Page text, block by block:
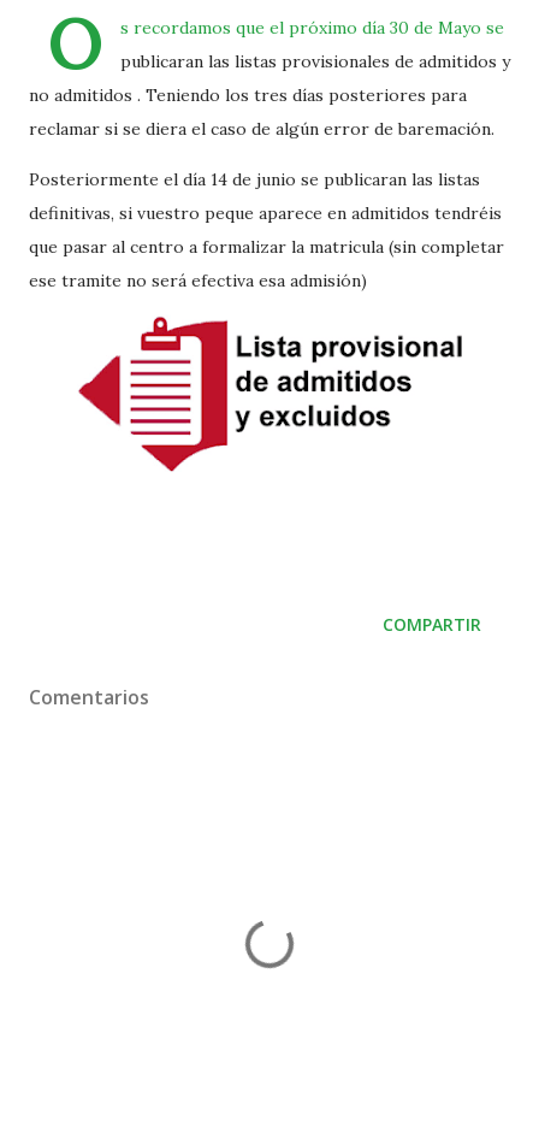
O
s recordamos que el próximo día 30 de Mayo se
publicaran las listas provisionales de admitidos y
no admitidos . Teniendo los tres días posteriores para
reclamar si se diera el caso de algún error de baremación.
Posteriormente el día 14 de junio se publicaran las listas
definitivas, si vuestro peque aparece en admitidos tendréis
que pasar al centro a formalizar la matricula (sin completar
ese tramite no será efectiva esa admisión)
COMPARTIR
Comentarios